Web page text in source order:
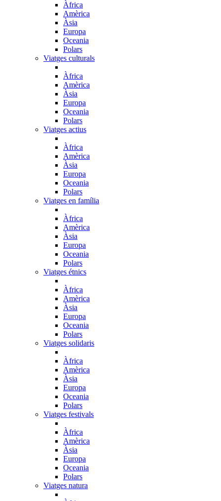
Àfrica
Amèrica
Àsia
Europa
Oceania
Polars
Viatges culturals
Àfrica
Amèrica
Àsia
Europa
Oceania
Polars
Viatges actius
Àfrica
Amèrica
Àsia
Europa
Oceania
Polars
Viatges en família
Àfrica
Amèrica
Àsia
Europa
Oceania
Polars
Viatges étnics
Àfrica
Amèrica
Àsia
Europa
Oceania
Polars
Viatges solidaris
Àfrica
Amèrica
Àsia
Europa
Oceania
Polars
Viatges festivals
Àfrica
Amèrica
Àsia
Europa
Oceania
Polars
Viatges natura